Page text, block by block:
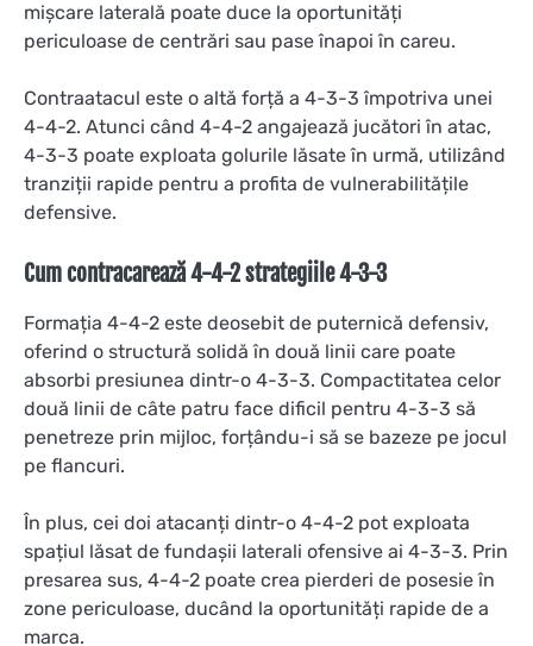
mișcare laterală poate duce la oportunități
periculoase de centrări sau pase înapoi în careu.
Contraatacul este o altă forță a 4-3-3 împotriva unei
4-4-2. Atunci când 4-4-2 angajează jucători în atac,
4-3-3 poate exploata golurile lăsate în urmă, utilizând
tranziții rapide pentru a profita de vulnerabilitățile
defensive.
Cum contracarează 4-4-2 strategiile 4-3-3
Formația 4-4-2 este deosebit de puternică defensiv,
oferind o structură solidă în două linii care poate
absorbi presiunea dintr-o 4-3-3. Compactitatea celor
două linii de câte patru face dificil pentru 4-3-3 să
penetreze prin mijloc, forțându-i să se bazeze pe jocul
pe flancuri.
În plus, cei doi atacanți dintr-o 4-4-2 pot exploata
spațiul lăsat de fundașii laterali ofensive ai 4-3-3. Prin
presarea sus, 4-4-2 poate crea pierderi de posesie în
zone periculoase, ducând la oportunități rapide de a
marca.